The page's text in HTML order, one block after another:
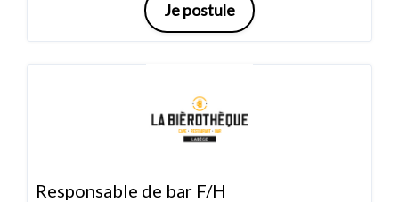
Je postule
Responsable de bar F/H